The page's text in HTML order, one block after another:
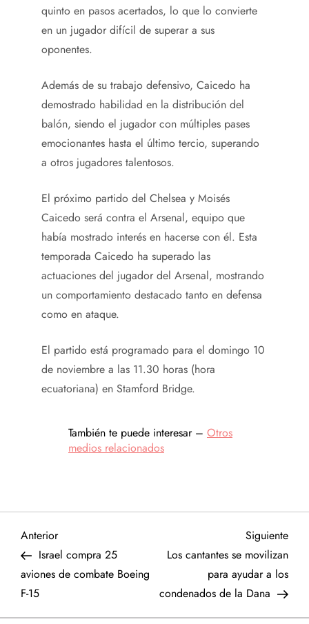
quinto en pasos acertados, lo que lo convierte
en un jugador difícil de superar a sus
oponentes.
Además de su trabajo defensivo, Caicedo ha
demostrado habilidad en la distribución del
balón, siendo el jugador con múltiples pases
emocionantes hasta el último tercio, superando
a otros jugadores talentosos.
El próximo partido del Chelsea y Moisés
Caicedo será contra el Arsenal, equipo que
había mostrado interés en hacerse con él. Esta
temporada Caicedo ha superado las
actuaciones del jugador del Arsenal, mostrando
un comportamiento destacado tanto en defensa
como en ataque.
El partido está programado para el domingo 10
de noviembre a las 11.30 horas (hora
ecuatoriana) en Stamford Bridge.
También te puede interesar – Otros
medios relacionados
N
a
v
Entrada
anterior
Anterior
Israel compra 25
aviones de combate Boeing
F-15
Siguiente
Los cantantes se movilizan
para ayudar a los
condenados de la Dana